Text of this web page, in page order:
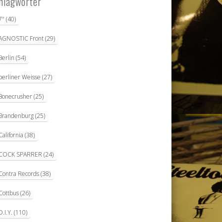
(40)
Front(29)
(54)
Weisse (27)
(25)
(25)
(38)
SPARRER (24)
Records(38)
(26)
(110)